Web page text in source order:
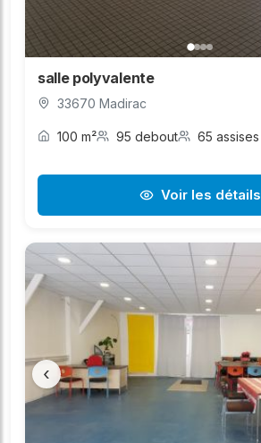
salle polyvalente
33670 Madirac
100 m² 95 debout 65 assises
Voir les détails
‹